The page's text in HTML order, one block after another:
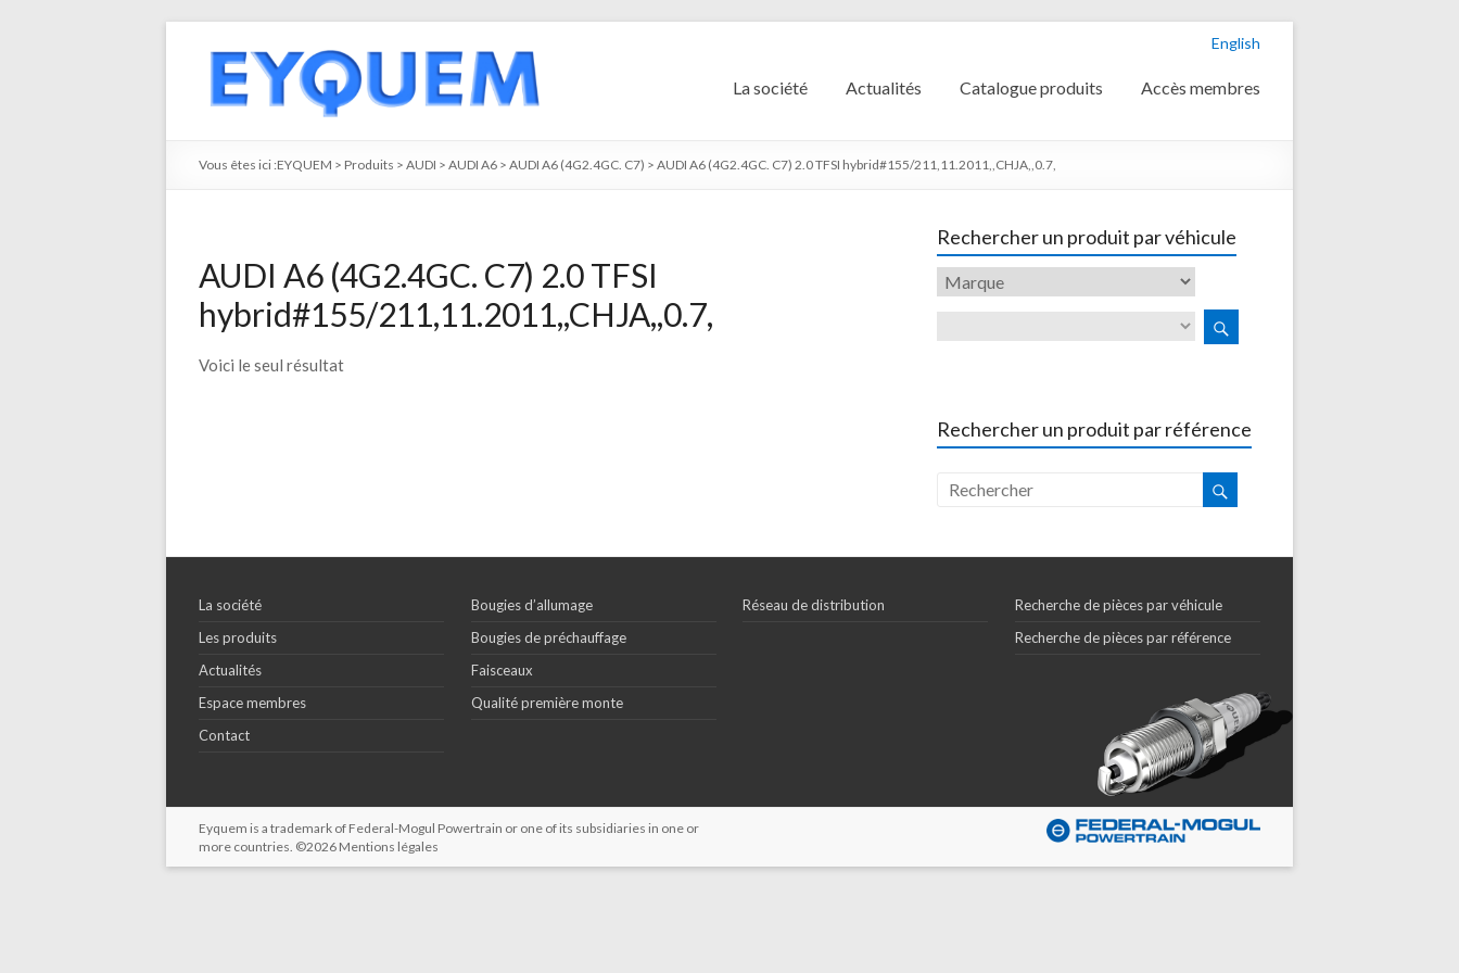
English
La société Actualités Catalogue produits Accès membres
Vous êtes ici :EYQUEM > Produits > AUDI > AUDI A6 > AUDI A6 (4G2.4GC. C7) > AUDI A6 (4G2.4GC. C7) 2.0 TFSI hybrid#155/211,11.2011,,CHJA,,0.7,
AUDI A6 (4G2.4GC. C7) 2.0 TFSI
hybrid#155/211,11.2011,,CHJA,,0.7,
Voici le seul résultat
Rechercher un produit par véhicule
Rechercher un produit par référence
La société
Les produits
Actualités
Espace membres
Contact
Bougies d’allumage
Bougies de préchauffage
Faisceaux
Qualité première monte
Réseau de distribution
Recherche de pièces par véhicule
Recherche de pièces par référence
Eyquem is a trademark of Federal-Mogul Powertrain or one of its subsidiaries in one or
more countries. ©2026 Mentions légales